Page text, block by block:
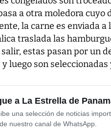
a otra moledora cuyo
la carne es enviada
traslada las
estas pasan por un
luego son seleccionadas
a La Estrella de
una selección de noticias
nuestro canal de WhatsApp.